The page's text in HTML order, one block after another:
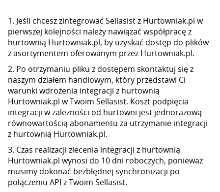
1. Jeśli chcesz zintegrować Sellasist z Hurtowniak.pl w
pierwszej kolejności należy nawiązać współpracę z
hurtownią Hurtowniak.pl, by uzyskać dostęp do plików
z asortymentem oferowanym przez Hurtowniak.pl.
2. Po otrzymaniu pliku z dostępem skontaktuj się z
naszym działem handlowym, który przedstawi Ci
warunki wdrożenia integracji z hurtownią
Hurtowniak.pl w Twoim Sellasist. Koszt podpięcia
integracji w zależności od hurtowni jest jednorazową
równowartością abonamentu za utrzymanie integracji
z hurtownią Hurtowniak.pl.
3. Czas realizacji zlecenia integracji z hurtownią
Hurtowniak.pl wynosi do 10 dni roboczych, ponieważ
musimy dokonać bezbłędnej synchronizacji po
połączeniu API z Twoim Sellasist.